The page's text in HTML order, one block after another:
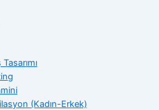
(Kadın-Erkek)